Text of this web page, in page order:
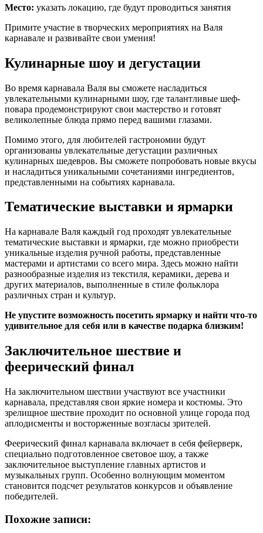
Место: указать локацию, где будут проводиться занятия
Примите участие в творческих мероприятиях на Валя
карнавале и развивайте свои умения!
Кулинарные шоу и дегустации
Во время карнавала Валя вы сможете насладиться
увлекательными кулинарными шоу, где талантливые шеф-
повара продемонстрируют свои мастерство и готовят
великолепные блюда прямо перед вашими глазами.
Помимо этого, для любителей гастрономии будут
организованы увлекательные дегустации различных
кулинарных шедевров. Вы сможете попробовать новые вкусы
и насладиться уникальными сочетаниями ингредиентов,
представленными на событиях карнавала.
Тематические выставки и ярмарки
На карнавале Валя каждый год проходят увлекательные
тематические выставки и ярмарки, где можно приобрести
уникальные изделия ручной работы, представленные
мастерами и артистами со всего мира. Здесь можно найти
разнообразные изделия из текстиля, керамики, дерева и
других материалов, выполненные в стиле фольклора
различных стран и культур.
Не упустите возможность посетить ярмарку и найти что-то
удивительное для себя или в качестве подарка близким!
Заключительное шествие и
феерический финал
На заключительном шествии участвуют все участники
карнавала, представляя свои яркие номера и костюмы. Это
зрелищное шествие проходит по основной улице города под
аплодисменты и восторженные возгласы зрителей.
Феерический финал карнавала включает в себя фейерверк,
специально подготовленное световое шоу, а также
заключительное выступление главных артистов и
музыкальных групп. Особенно волнующим моментом
становится подсчет результатов конкурсов и объявление
победителей.
Похожие записи: